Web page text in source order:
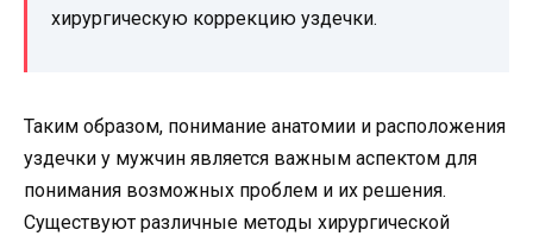
хирургическую коррекцию уздечки.
Таким образом, понимание анатомии и расположения
уздечки у мужчин является важным аспектом для
понимания возможных проблем и их решения.
Существуют различные методы хирургической